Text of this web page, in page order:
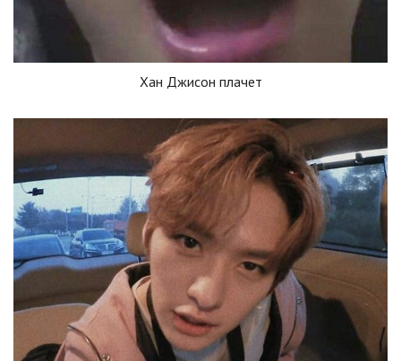
Хан Джисон плачет